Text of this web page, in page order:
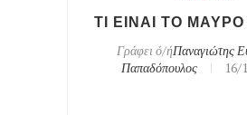
ΤΙ ΕΙΝΑΙ ΤΟ
Γράφει ό/ήΠαναγιώτης
Παπαδόπουλος
16/